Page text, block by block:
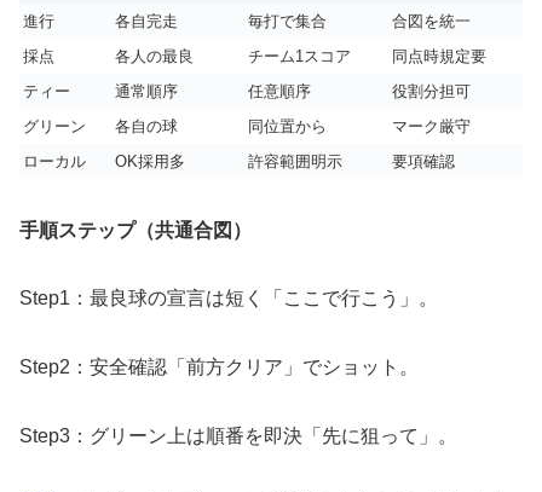
進行
各自完走 毎打で集合
合図を統一
採点
各人の最良 チーム1スコア
同点時規定要
ティー
通常順序 任意順序
役割分担可
グリーン
各自の球 同位置から
マーク厳守
ローカル
OK採用多 許容範囲明示 要項確認
手順ステップ（共通合図）
Step1：最良球の宣言は短く「ここで行こう」。
Step2：安全確認「前方クリア」でショット。
Step3：グリーン上は順番を即決「先に狙って」。